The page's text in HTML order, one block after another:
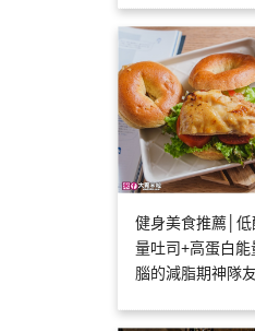
健身美食推薦│
量吐司+高蛋白
腦的減脂期神隊友